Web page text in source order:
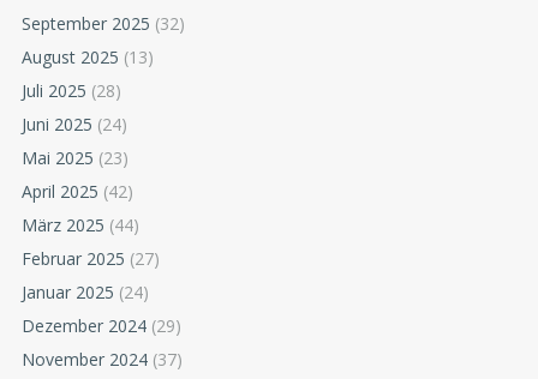
September 2025 (32)
August 2025 (13)
Juli 2025 (28)
Juni 2025 (24)
Mai 2025 (23)
April 2025 (42)
März 2025 (44)
Februar 2025 (27)
Januar 2025 (24)
Dezember 2024 (29)
November 2024 (37)